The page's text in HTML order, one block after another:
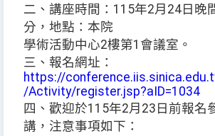
二、講座時間：115年2月24日晚
分，地點：本院
學術活動中心2樓第1會議室。
三、報名網址：
https://
/Activity/register.jsp?aID=1034
四、歡迎於115年2月23日前報名
講，注意事項如下：